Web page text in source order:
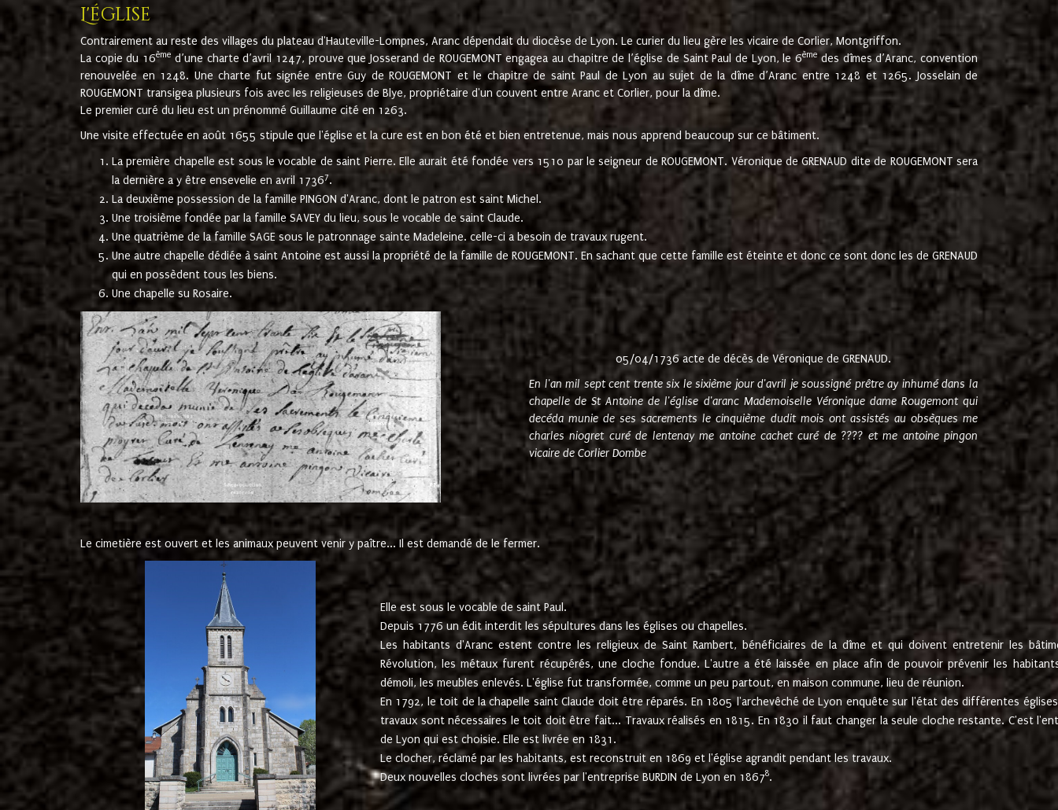
L'église
Contrairement au reste des villages du plateau d'Hauteville-Lompnes, Aranc dépendait du diocèse de Lyon. Le curier du lieu gère les vicaire de Corlier, Montgriffon.
La copie du 16ème d’une charte d’avril 1247, prouve que Josserand de ROUGEMONT engagea au chapitre de l’église de Saint Paul de Lyon, le 6ème des dîmes d’Aranc, convention
renouvelée en 1248. Une charte fut signée entre Guy de ROUGEMONT et le chapitre de saint Paul de Lyon au sujet de la dîme d’Aranc entre 1248 et 1265. Josselain de
ROUGEMONT transigea plusieurs fois avec les religieuses de Blye, propriétaire d'un couvent entre Aranc et Corlier, pour la dîme.
Le premier curé du lieu est un prénommé Guillaume cité en 1263.
Une visite effectuée en août 1655 stipule que l'église et la cure est en bon été et bien entretenue, mais nous apprend beaucoup sur ce bâtiment.
La première chapelle est sous le vocable de saint Pierre. Elle aurait été fondée vers 1510 par le seigneur de ROUGEMONT. Véronique de GRENAUD dite de ROUGEMONT sera
la dernière a y être ensevelie en avril 17367.
La deuxième possession de la famille PINGON d'Aranc, dont le patron est saint Michel.
Une troisième fondée par la famille SAVEY du lieu, sous le vocable de saint Claude.
Une quatrième de la famille SAGE sous le patronnage sainte Madeleine. celle-ci a besoin de travaux rugent.
Une autre chapelle dédiée à saint Antoine est aussi la propriété de la famille de ROUGEMONT. En sachant que cette famille est éteinte et donc ce sont donc les de GRENAUD
qui en possèdent tous les biens.
Une chapelle su Rosaire.
05/04/1736 acte de décès de Véronique de GRENAUD.
En l'an mil sept cent trente six le sixième jour d'avril je soussigné prêtre ay inhumé dans la
chapelle de St Antoine de l'église d'aranc Mademoiselle Véronique dame Rougemont qui
decéda munie de ses sacrements le cinquième dudit mois ont assistés au obsèques me
charles niogret curé de lentenay me antoine cachet curé de ???? et me antoine pingon
vicaire de Corlier Dombe
Le cimetière est ouvert et les animaux peuvent venir y paître... Il est demandé de le fermer.
Elle est sous le vocable de saint Paul.
Depuis 1776 un édit interdit les sépultures dans les églises ou chapelles.
Les habitants d'Aranc estent contre les religieux de Saint Rambert, bénéficiaires de la dîme et qui doivent entretenir les
Révolution, les métaux furent récupérés, une cloche fondue. L'autre a été laissée en place afin de pouvoir prévenir les
démoli, les meubles enlevés. L'église fut transformée, comme un peu partout, en maison commune, lieu de réunion.
En 1792, le toit de la chapelle saint Claude doit être réparés. En 1805 l'archevêché de Lyon enquête sur l'état des différentes
travaux sont nécessaires le toit doit être fait... Travaux réalisés en 1815. En 1830 il faut changer la seule cloche restante. C'est
de Lyon qui est choisie. Elle est livrée en 1831.
Le clocher, réclamé par les habitants, est reconstruit en 1869 et l'église agrandit pendant les travaux.
Deux nouvelles cloches sont livrées par l'entreprise BURDIN de Lyon en 18678.